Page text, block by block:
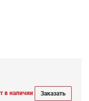
в наличии Заказать